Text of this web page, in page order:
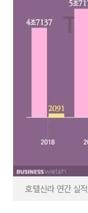
호텔신라 연간 실